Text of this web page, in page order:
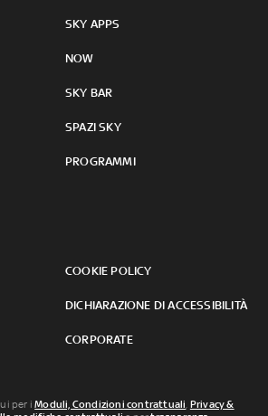
SKY APPS
NOW
SKY BAR
SPAZI SKY
PROGRAMMI
COOKIE POLICY
DICHIARAZIONE DI ACCESSIBILITÀ
CORPORATE
per iModuli, Condizioni contrattuali, Privacy &